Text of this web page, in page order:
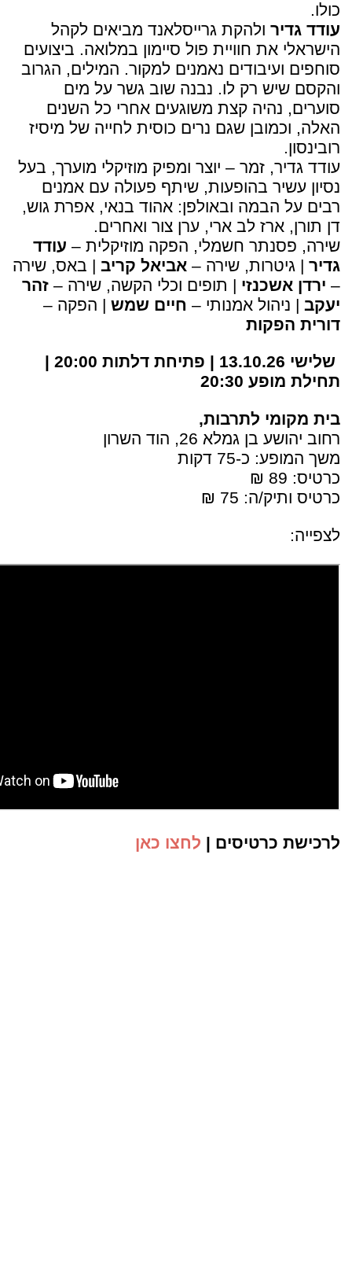
כולו.
עודד גדיר ולהקת גרייסלאנד מביאים לקהל
הישראלי את חוויית פול סיימון במלואה. ביצועים
סוחפים ועיבודים נאמנים למקור. המילים, הגרוב
והקסם שיש רק לו. נבנה שוב גשר על מים
סוערים, נהיה קצת משוגעים אחרי כל השנים
האלה, וכמובן שגם נרים כוסית לחייה של מיסיז
רובינסון.
עודד גדיר, זמר – יוצר ומפיק מוזיקלי מוערך, בעל
נסיון עשיר בהופעות, שיתף פעולה עם אמנים
רבים על הבמה ובאולפן: אהוד בנאי, אפרת גוש,
דן תורן, ארז לב ארי, ערן צור ואחרים.
שירה, פסנתר חשמלי, הפקה מוזיקלית – עודד
גדיר | גיטרות, שירה – אביאל קריב | באס, שירה
– ירדן אשכנזי | תופים וכלי הקשה, שירה –זהר
יעקב | ניהול אמנותי – חיים שמש | הפקה –
דורית הפקות
תחילת מופע 20:30
בית מקומי לתרבות,
רחוב יהושע בן גמלא 26, הוד השרון
משך המופע: כ-75 דקות
כרטיס: 89 ₪
כרטיס ותיק/ה: 75 ₪
לצפייה:
לרכישת כרטיסים | לחצו כאן